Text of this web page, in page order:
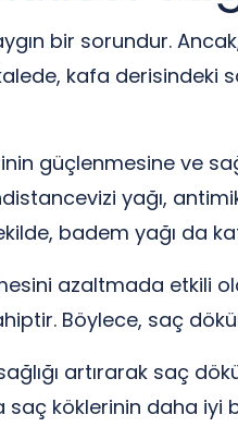
bir sorundur.
kafa derisindeki
güçlenmesine ve
yağı,
badem yağı da
azaltmada etkili
Böylece, saç
artırarak saç
saç köklerinin daha